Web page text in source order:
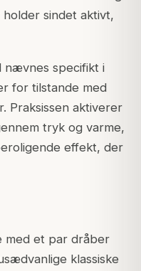
sindet aktivt,
nævnes specifikt i
for tilstande med
Praksissen aktiverer
tryk og varme,
effekt, der
med et par dråber
klassiske